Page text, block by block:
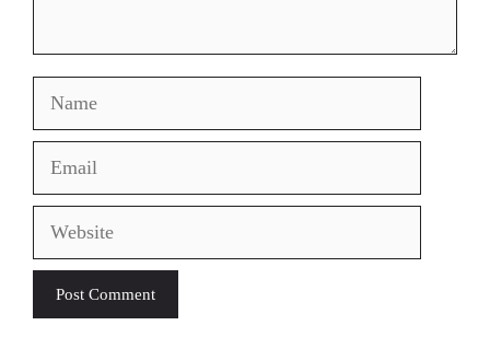
Name
Email
Website